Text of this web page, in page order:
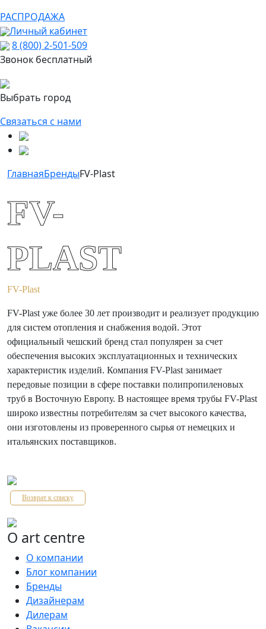
РАСПРОДАЖА
Личный кабинет
8 (800) 2-501-509
Звонок бесплатный
Выбрать город
Связаться с нами
ГлавнаяБрендыFV-Plast
FV-
PLAST
FV-Plast
FV-Plast уже более 30 лет производит и реализует продукцию
для систем отопления и снабжения водой. Этот
официальный чешский бренд стал популярен за счет
обеспечения высоких эксплуатационных и технических
характеристик изделий. Компания FV-Plast занимает
передовые позиции в сфере поставки полипропиленовых
труб в Восточную Европу. В настоящее время трубы FV-Plast
широко известны потребителям за счет высокого качества,
они изготовлены из проверенного сырья от немецких и
итальянских поставщиков.
Возврат к списку
О art centre
О компании
Блог компании
Бренды
Дизайнерам
Дилерам